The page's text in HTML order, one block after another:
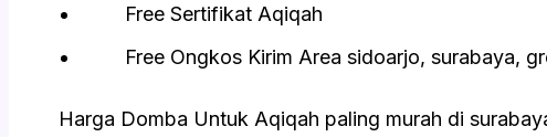
Free Sertifikat Aqiqah
Free Ongkos Kirim Area sidoarjo, surabaya,
Harga Domba Untuk Aqiqah paling murah di